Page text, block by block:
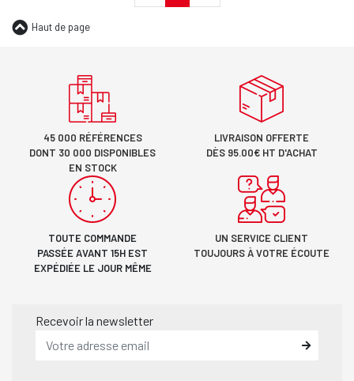
Haut de page
45 000 RÉFÉRENCES
DONT 30 000 DISPONIBLES
EN STOCK
LIVRAISON OFFERTE
DÈS 95.00€ HT D'ACHAT
TOUTE COMMANDE
PASSÉE AVANT 15H EST
EXPÉDIÉE LE JOUR MÊME
UN SERVICE CLIENT
TOUJOURS À VOTRE ÉCOUTE
Recevoir la newsletter